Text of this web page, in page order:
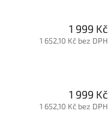
1 999 Kč
1 652,10 Kč bez DPH
1 999 Kč
1 652,10 Kč bez DPH